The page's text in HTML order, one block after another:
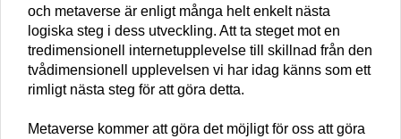
och metaverse är enligt många helt enkelt nästa
logiska steg i dess utveckling. Att ta steget mot en
tredimensionell internetupplevelse till skillnad från den
tvådimensionell upplevelsen vi har idag känns som ett
rimligt nästa steg för att göra detta.
Metaverse kommer att göra det möjligt för oss att göra